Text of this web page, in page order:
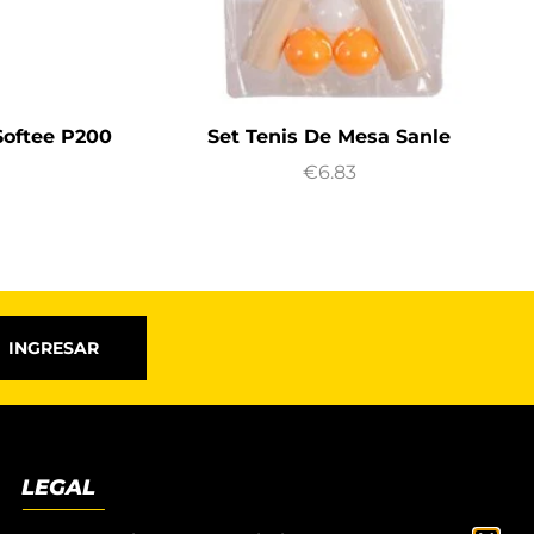
P200
Set Tenis De Mesa Sanle
€6.83
INGRESAR
LEGAL